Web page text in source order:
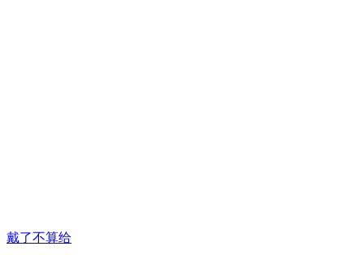
戴了不算给